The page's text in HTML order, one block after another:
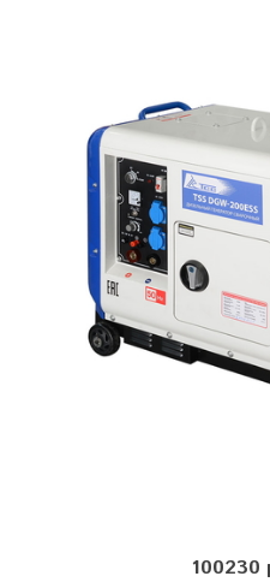
100230